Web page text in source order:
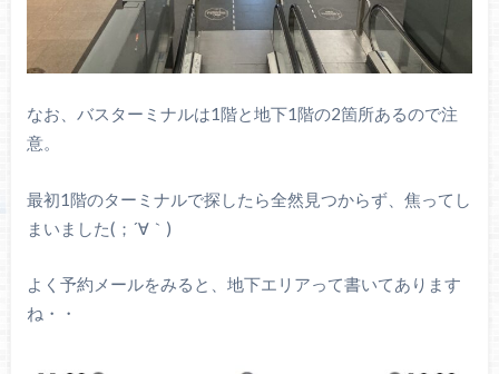
なお、バスターミナルは1階と地下1階の2箇所あるので注
意。
最初1階のターミナルで探したら全然見つからず、焦ってし
まいました(；´∀｀)
よく予約メールをみると、地下エリアって書いてあります
ね・・